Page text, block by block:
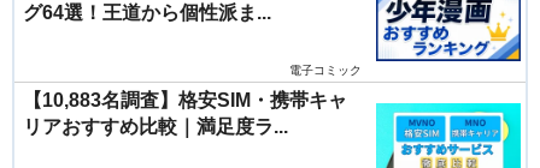
グ64選！王道から個性派ま...
電子コミック
【10,883名調査】格安SIM・携帯キャ
リアおすすめ比較｜満足度ラ...